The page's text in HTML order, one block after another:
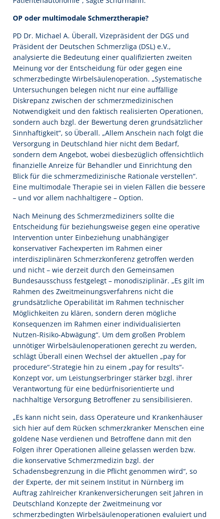
OP oder multimodale Schmerztherapie?
PD Dr. Michael A. Überall, Vizepräsident der DGS und
Präsident der Deutschen Schmerzliga (DSL) e.V.,
analysierte die Bedeutung einer qualifizierten zweiten
Meinung vor der Entscheidung für oder gegen eine
schmerzbedingte Wirbelsäulenoperation. „Systematische
Untersuchungen belegen nicht nur eine auffällige
Diskrepanz zwischen der schmerzmedizinischen
Notwendigkeit und den faktisch realisierten Operationen,
sondern auch bzgl. der Bewertung deren grundsätzlicher
Sinnhaftigkeit“, so Überall. „Allem Anschein nach folgt die
Versorgung in Deutschland hier nicht dem Bedarf,
sondern dem Angebot, wobei diesbezüglich offensichtlich
finanzielle Anreize für Behandler und Einrichtung den
Blick für die schmerzmedizinische Rationale verstellen“.
Eine multimodale Therapie sei in vielen Fällen die bessere
– und vor allem nachhaltigere – Option.
Nach Meinung des Schmerzmediziners sollte die
Entscheidung für beziehungsweise gegen eine operative
Intervention unter Einbeziehung unabhängiger
konservativer Fachexperten im Rahmen einer
interdisziplinären Schmerzkonferenz getroffen werden
und nicht – wie derzeit durch den Gemeinsamen
Bundesausschuss festgelegt – monodisziplinär. „Es gilt im
Rahmen des Zweitmeinungsverfahrens nicht die
grundsätzliche Operabilität im Rahmen technischer
Möglichkeiten zu klären, sondern deren mögliche
Konsequenzen im Rahmen einer individualisierten
Nutzen-Risiko-Abwägung“. Um dem großen Problem
unnötiger Wirbelsäulenoperationen gerecht zu werden,
schlägt Überall einen Wechsel der aktuellen „pay for
procedure“-Strategie hin zu einem „pay for results“-
Konzept vor, um Leistungserbringer stärker bzgl. ihrer
Verantwortung für eine bedürfnisorientierte und
nachhaltige Versorgung Betroffener zu sensibilisieren.
„Es kann nicht sein, dass Operateure und Krankenhäuser
sich hier auf dem Rücken schmerzkranker Menschen eine
goldene Nase verdienen und Betroffene dann mit den
Folgen ihrer Operationen alleine gelassen werden bzw.
die konservative Schmerzmedizin bzgl. der
Schadensbegrenzung in die Pflicht genommen wird“, so
der Experte, der mit seinem Institut in Nürnberg im
Auftrag zahlreicher Krankenversicherungen seit Jahren in
Deutschland Konzepte der Zweitmeinung vor
schmerzbedingten Wirbelsäulenoperationen evaluiert und